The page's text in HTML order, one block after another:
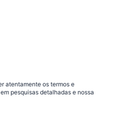
atentamente os termos e
pesquisas detalhadas e nossa